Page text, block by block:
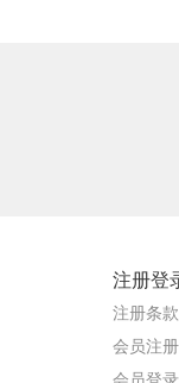
注册登
注册条款
会员注册